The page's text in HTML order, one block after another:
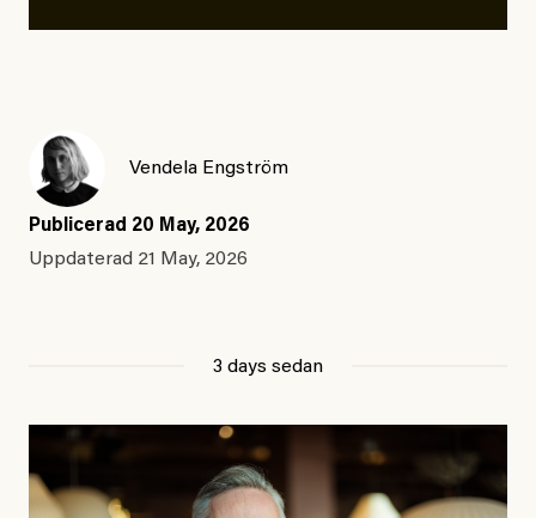
Vendela Engström
Publicerad 20 May, 2026
Uppdaterad 21 May, 2026
3 days sedan